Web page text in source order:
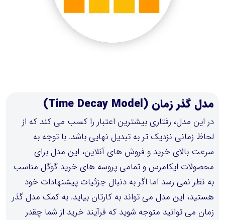
مدل گذر زمان (Time Decay Model)
در این مدل، رفتاری بیشترین اعتبار را کسب می کند که از
لحاظ زمانی نزدیک تر به تبدیل نهایی باشد. با توجه به
سرعت بالای خرید و فروش های آنلاین، این مدل برای
محصولات ایکامرس و تمامی پروسه های خرید گوگل مناسب
به نظر نمی رسد اما اگر به دنبال جزئیات پیشنهادات خود
هستید، این مدل می تواند به کارتان بیاید. به کمک مدل گذر
زمان می توانید متوجه شوید که فرآیند خرید از شما چقدر